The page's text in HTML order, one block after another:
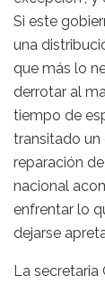
Si este
una
que más lo
derrotar al
tiempo de
transitado un
reparación
nacional
enfrentar lo
dejarse
La secretaria